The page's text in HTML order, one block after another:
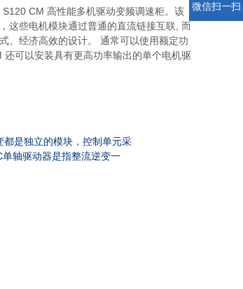
CM 高性能多机驱动变频调速柜。该
这些电机模块通过普通的直流链接互联, 而
、经济高效的设计。 通常可以使用额定功
可以安装具有更高功率输出的单个电机驱
都是独立的模块，控制单元采
单轴驱动器是指整流逆变一
微信扫一扫